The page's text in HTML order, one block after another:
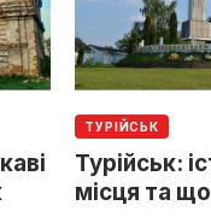
ТУРІЙСЬК
Турійськ:
місця та